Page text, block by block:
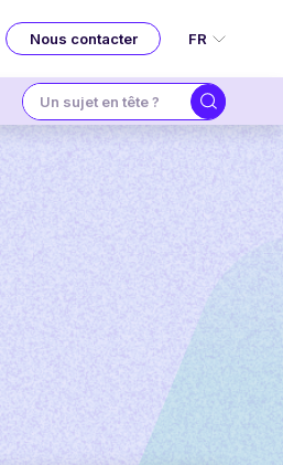
Nous contacter FR